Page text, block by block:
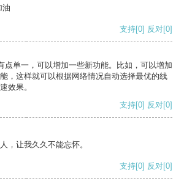
油
支持[0] 反对[0]
点单一，可以增加一些新功能。比如，可以增加
，这样就可以根据网络情况自动选择最优的线
效果。
支持[0] 反对[0]
，让我久久不能忘怀。
支持[0] 反对[0]